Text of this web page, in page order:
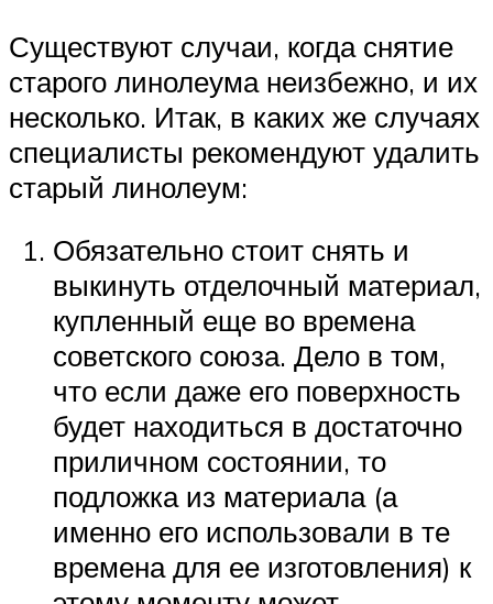
Существуют случаи, когда снятие
старого линолеума неизбежно, и их
несколько. Итак, в каких же случаях
специалисты рекомендуют удалить
старый линолеум:
Обязательно стоит снять и
выкинуть отделочный материал,
купленный еще во времена
советского союза. Дело в том,
что если даже его поверхность
будет находиться в достаточно
приличном состоянии, то
подложка из материала (а
именно его использовали в те
времена для ее изготовления) к